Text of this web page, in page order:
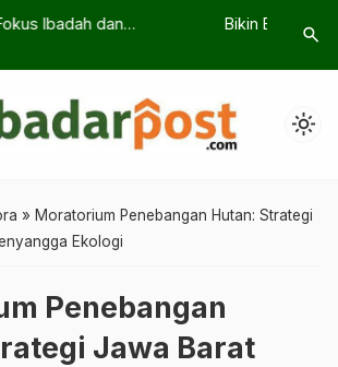
Bikin Bangga! Bola Resmi Piala Dunia
Kisah
search
light_mode
» Moratorium Penebangan Hutan: Strategi
Ekologi
Penebangan
Jawa Barat